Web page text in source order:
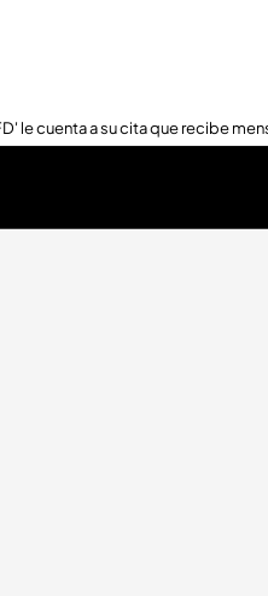
le cuenta a su cita que recibe